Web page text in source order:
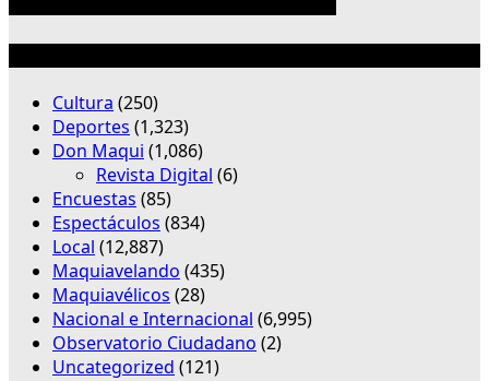
Cultura (250)
Deportes (1,323)
Don Maqui (1,086)
Revista Digital (6)
Encuestas (85)
Espectáculos (834)
Local (12,887)
Maquiavelando (435)
Maquiavélicos (28)
Nacional e Internacional (6,995)
Observatorio Ciudadano (2)
Uncategorized (121)